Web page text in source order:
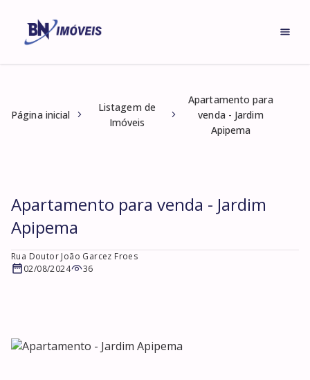
Página inicial
Listagem de
Imóveis
Apartamento para
venda - Jardim
Apipema
Apartamento para venda - Jardim
Apipema
Rua Doutor João Garcez Froes
02/08/2024
36